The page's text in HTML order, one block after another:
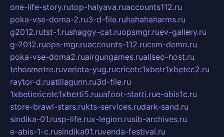
one-life-story.rutop-halyava.ruaccounts112.ru
poka-vse-doma-2.ru3-d-file.ruhahahaharms.ru
g2012.rutst-1.rushaggy-cat.ruopsmgr.ruev-gallery.ru
g-2012.ruops-mgr.ruaccounts-112.rucsm-demo.ru
poka-vse-doma2.ruairgungames.ruallseo-host.ru
tehosmotre.ruvarieta-yug.rucricetc1xbetr1xbetcc2.ru
raytor-d.ruatillagunn.ru3d-file.ru
1xbeticricetc1xbetti5.ruuafoot-statti.rue-abis1c.ru
store-brawl-stars.rukts-services.rudark-sand.ru
sindika-01.rusp-life.rux-legion.rusib-archives.ru
e-abis-1-c.rusindika01.ruvenda-festival.ru